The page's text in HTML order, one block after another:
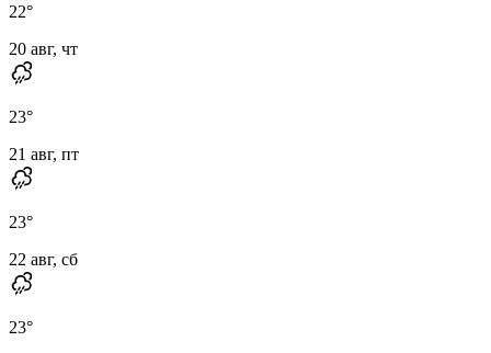
22°
20 авг, чт
23°
21 авг, пт
23°
22 авг, сб
23°